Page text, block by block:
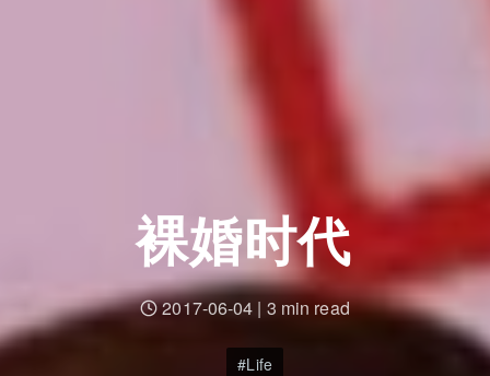
裸婚时代
2017-06-04 | 3 min read
Life